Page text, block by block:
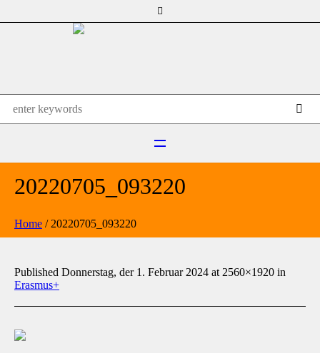
20220705_093220
Home / 20220705_093220
Published Donnerstag, der 1. Februar 2024 at 2560×1920 in
Erasmus+